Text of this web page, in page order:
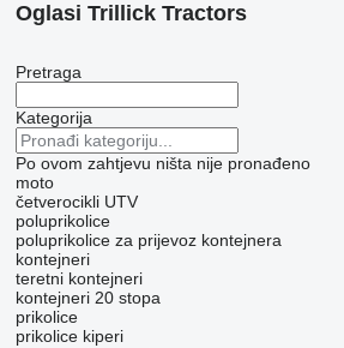
Oglasi Trillick Tractors
Pretraga
Kategorija
Po ovom zahtjevu ništa nije pronađeno
moto
četverocikli UTV
poluprikolice
poluprikolice za prijevoz kontejnera
kontejneri
teretni kontejneri
kontejneri 20 stopa
prikolice
prikolice kiperi